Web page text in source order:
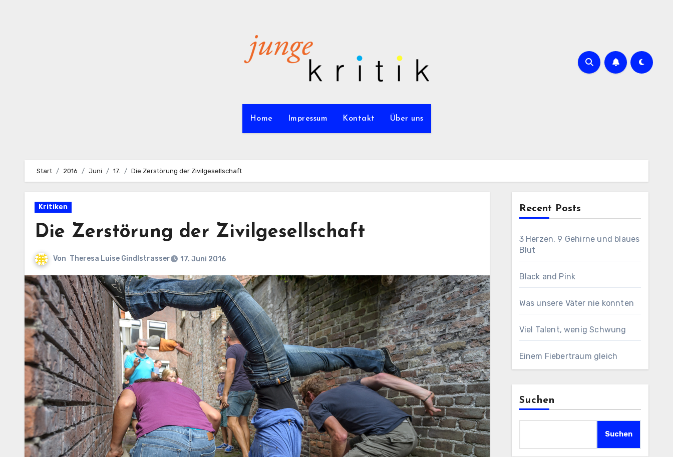
Home Impressum Kontakt Über uns
Start 2016 Juni 17. Die Zerstörung der Zivilgesellschaft
Kritiken
Die Zerstörung der Zivilgesellschaft
Von Theresa Luise Gindlstrasser 17. Juni 2016
Recent Posts
3 Herzen, 9 Gehirne und blaues
Blut
Black and Pink
Was unsere Väter nie konnten
Viel Talent, wenig Schwung
Einem Fiebertraum gleich
Suchen
Suchen